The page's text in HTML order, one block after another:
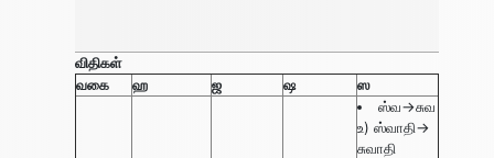
விதிகள்
வகை
ஹ ஜ ஷ ஸ
ஸ்வ->சுவ
உ) ஸ்வாதி->
சுவாதி